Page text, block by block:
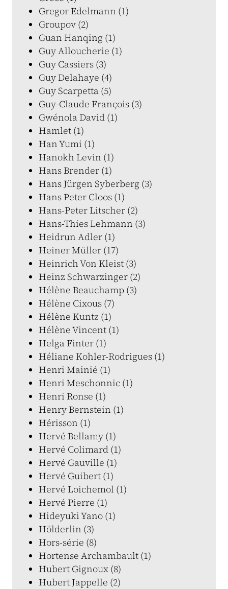
Gregor Edelmann (1)
Groupov (2)
Guan Hanqing (1)
Guy Alloucherie (1)
Guy Cassiers (3)
Guy Delahaye (4)
Guy Scarpetta (5)
Guy-Claude François (3)
Gwénola David (1)
Hamlet (1)
Han Yumi (1)
Hanokh Levin (1)
Hans Brender (1)
Hans Jürgen Syberberg (3)
Hans Peter Cloos (1)
Hans-Peter Litscher (2)
Hans-Thies Lehmann (3)
Heidrun Adler (1)
Heiner Müller (17)
Heinrich Von Kleist (3)
Heinz Schwarzinger (2)
Hélène Beauchamp (3)
Hélène Cixous (7)
Hélène Kuntz (1)
Hélène Vincent (1)
Helga Finter (1)
Héliane Kohler-Rodrigues (1)
Henri Mainié (1)
Henri Meschonnic (1)
Henri Ronse (1)
Henry Bernstein (1)
Hérisson (1)
Hervé Bellamy (1)
Hervé Colimard (1)
Hervé Gauville (1)
Hervé Guibert (1)
Hervé Loichemol (1)
Hervé Pierre (1)
Hideyuki Yano (1)
Hölderlin (3)
Hors-série (8)
Hortense Archambault (1)
Hubert Gignoux (8)
Hubert Jappelle (2)